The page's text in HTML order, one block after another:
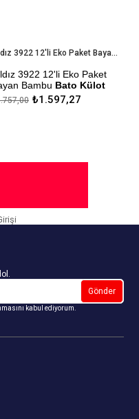
Yıldız 3922 12'li Eko Paket Bayan Bambu Bato Külot
3922 12'li Eko Paket
Bambu Bato Külot
Sanfor Testi
₺1.597,27
Gönder
kabul ediyorum.